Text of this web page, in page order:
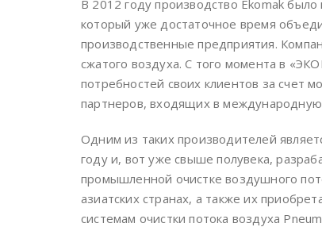
В 2012 году производство Ekomak
который уже достаточное время
производственные предприятия.
сжатого воздуха. С того момента в
потребностей своих клиентов за счет
партнеров, входящих в международную
Одним из таких производителей
году и, вот уже свыше полувека,
промышленной очистке воздушного
азиатских странах, а также их
системам очистки потока воздуха